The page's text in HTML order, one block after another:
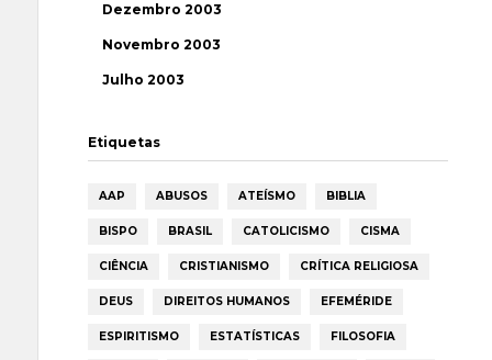
Dezembro 2003
Novembro 2003
Julho 2003
Etiquetas
AAP ABUSOS ATEÍSMO BIBLIA
BISPO BRASIL CATOLICISMO CISMA
CIÊNCIA CRISTIANISMO CRÍTICA RELIGIOSA
DEUS DIREITOS HUMANOS EFEMÉRIDE
ESPIRITISMO ESTATÍSTICAS FILOSOFIA